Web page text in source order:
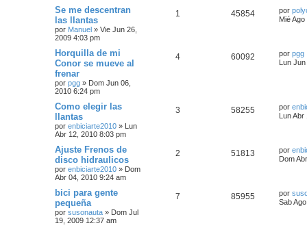
Se me descentran
las llantas
por Manuel » Vie Jun 26,
2009 4:03 pm
1 45854 por
Mié
Horquilla de mi
Conor se mueve al
frenar
por pgg » Dom Jun 06,
2010 6:24 pm
4 60092 por pgg
Lun
Como elegir las
llantas
por enbiciarte2010 »
Lun
Abr 12, 2010 8:03 pm
3 58255 por
Lun
Ajuste Frenos de
disco hidraulicos
por enbiciarte2010 » Dom
Abr 04, 2010 9:24 am
2 51813 por
Dom
bici para gente
pequeña
por susonauta » Dom Jul
19, 2009 12:37 am
7 85955 por
Sab